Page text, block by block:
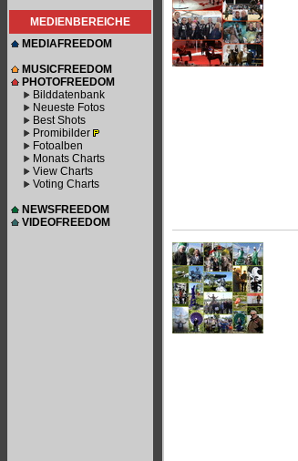
MEDIENBEREICHE
MEDIAFREEDOM
MUSICFREEDOM
PHOTOFREEDOM
Bilddatenbank
Neueste Fotos
Best Shots
Promibilder
Fotoalben
Monats Charts
View Charts
Voting Charts
NEWSFREEDOM
VIDEOFREEDOM